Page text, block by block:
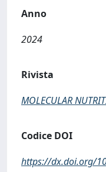
Anno
2024
Rivista
MOLECULAR
Codice DOI
https://dx.doi.org/